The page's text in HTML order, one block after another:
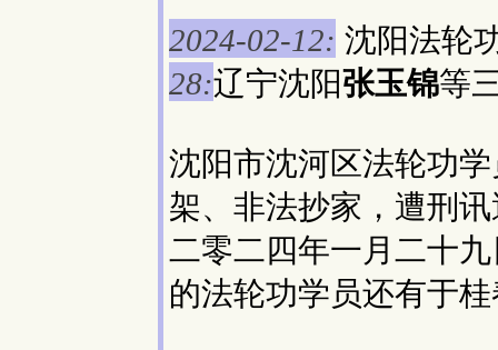
2024-02-12: 沈阳法轮
28:辽宁沈阳张玉锦等
沈阳市沈河区法轮功
架、非法抄家，遭刑
二零二四年一月二十
的法轮功学员还有于